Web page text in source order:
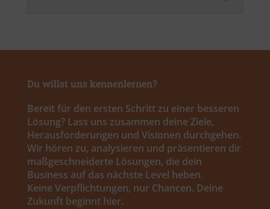
Du willst uns kennenlernen?
Bereit für den ersten Schritt zu einer besseren
Lösung? Lass uns zusammen deine Ziele,
Herausforderungen und Visionen durchgehen.
Wir hören zu, analysieren und präsentieren dir
maßgeschneiderte Lösungen, die dein
Business auf das nächste Level heben.
Keine Verpflichtungen, nur Chancen. Deine
Zukunft beginnt hier.